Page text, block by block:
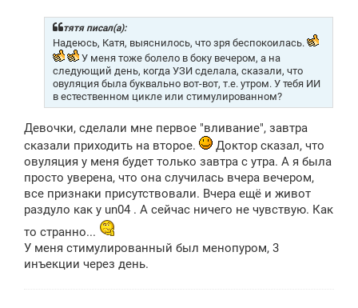
тятя писал(а):
Надеюсь, Катя, выяснилось, что зря беспокоилась.
У меня тоже болело в боку вечером, а на
следующий день, когда УЗИ сделала, сказали, что
овуляция была буквально вот-вот, т.е. утром. У тебя ИИ
в естественном цикле или стимулированном?
Девочки, сделали мне первое "вливание", завтра
сказали приходить на второе.
Доктор сказал, что
овуляция у меня будет только завтра с утра. А я была
просто уверена, что она случилась вчера вечером,
все признаки присутствовали. Вчера ещё и живот
раздуло как у un04 . А сейчас ничего не чувствую. Как
то странно...
У меня стимулированный был менопуром, 3
инъекции через день.